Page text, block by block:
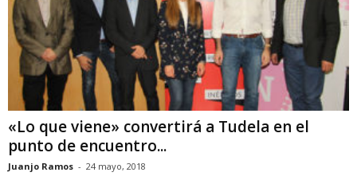
«Lo que viene» convertirá a Tudela en el
punto de encuentro...
Juanjo Ramos - 24 mayo, 2018